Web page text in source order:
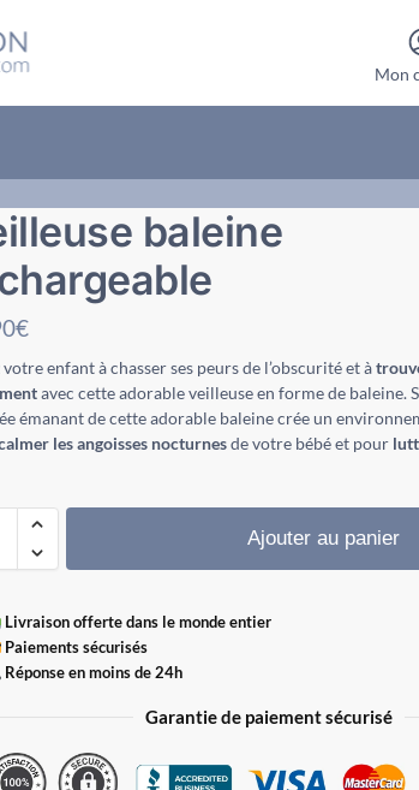
Mon
baleine
€
enfant à chasser ses peurs de l’obscurité et à
avec cette adorable veilleuse en forme de baleine.
émanant de cette adorable baleine crée un
les angoisses nocturnesde votre bébé et pour
Ajouter au panier
Livraison offerte dans le monde entier
Paiements sécurisés
Réponse en moins de 24h
Garantie de paiement sécurisé